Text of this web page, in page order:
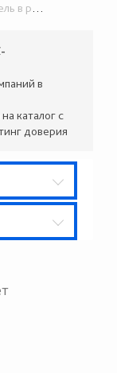
в
каталог с
доверия